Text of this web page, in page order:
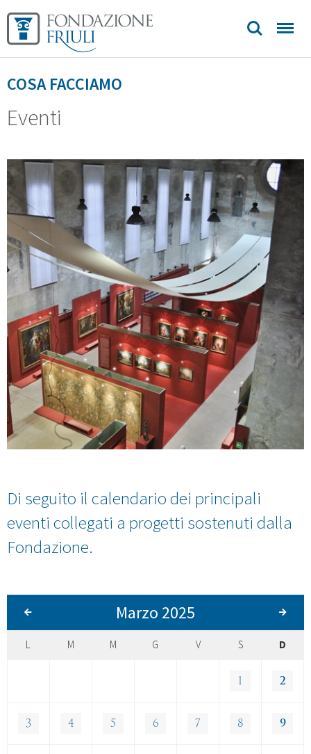
COSA FACCIAMO
Eventi
Di seguito il calendario dei principali
eventi collegati a progetti sostenuti dalla
Fondazione.
Marzo 2025
L M M G V S D
1 2
3 4 5 6 7 8 9